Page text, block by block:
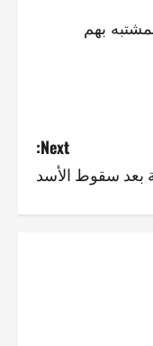
بهم
Next:
بعد سقوط الأسد